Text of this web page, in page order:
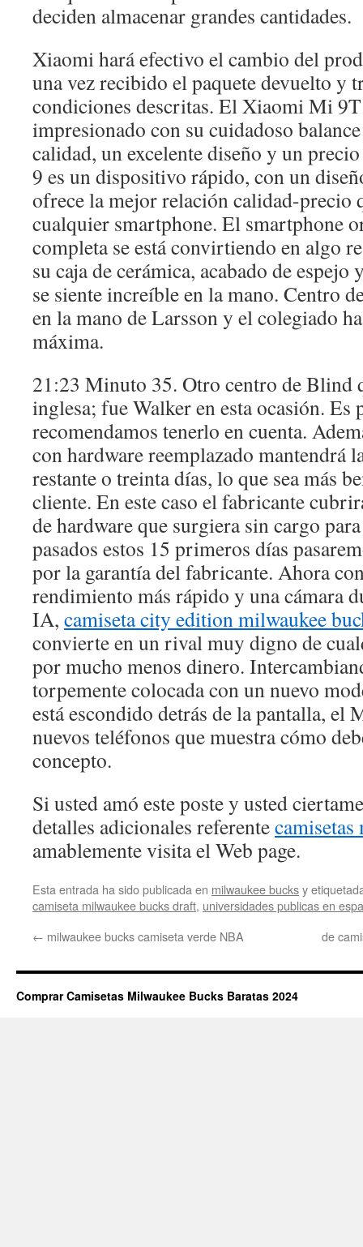
deciden almacenar grandes cantidades.
Xiaomi hará efectivo el cambio del
una vez recibido el paquete devuelto y
condiciones descritas. El Xiaomi Mi
impresionado con su cuidadoso
calidad, un excelente diseño y un
9 es un dispositivo rápido, con un
ofrece la mejor relación calidad-precio
cualquier smartphone. El smartphone
completa se está convirtiendo en algo
su caja de cerámica, acabado de
se siente increíble en la mano. Centro
en la mano de Larsson y el colegiado
máxima.
21:23 Minuto 35. Otro centro de Blind
inglesa; fue Walker en esta ocasión. Es
recomendamos tenerlo en cuenta.
con hardware reemplazado mantendrá
restante o treinta días, lo que sea más
cliente. En este caso el fabricante
de hardware que surgiera sin cargo
pasados estos 15 primeros días
por la garantía del fabricante. Ahora
rendimiento más rápido y una cámara
IA, camiseta city edition milwaukee
convierte en un rival muy digno de
por mucho menos dinero.
torpemente colocada con un nuevo
está escondido detrás de la pantalla, el
nuevos teléfonos que muestra cómo
concepto.
Si usted amó este poste y usted
detalles adicionales referente
amablemente visita el Web page.
Esta entrada ha sido publicada en milwaukee bucksy
camiseta milwaukee bucks draft, universidades publicas en
← milwaukee bucks camiseta verde NBA de
Comprar Camisetas Milwaukee Bucks Baratas 2024